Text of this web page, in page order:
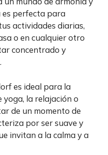
es perfecta para
actividades diarias,
o en cualquier otro
concentrado y
es ideal para la
yoga, la relajación o
de un momento de
por ser suave y
invitan a la calma y a